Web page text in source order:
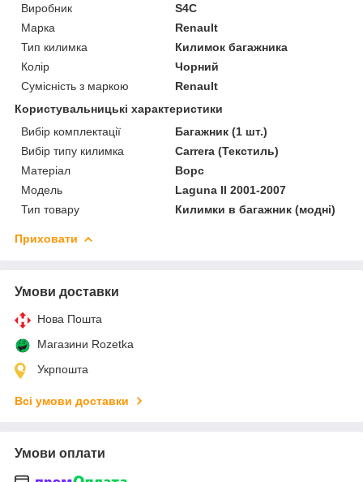
Виробник
S4C
Марка
Renault
Тип килимка
Килимок багажника
Колір
Чорний
Сумісність з маркою
Renault
Користувальницькі характеристики
Вибір комплектації
Багажник (1 шт.)
Вибір типу килимка
Carrera (Текстиль)
Матеріал
Ворс
Мoдель
Laguna II 2001-2007
Тип товару
Килимки в багажник (модні)
Приховати
Умови доставки
Нова Пошта
Магазини Rozetka
Укрпошта
Всі умови доставки
Умови оплати